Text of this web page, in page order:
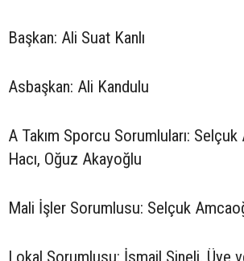
Başkan: Ali Suat Kanlı
Asbaşkan: Ali Kandulu
A Takım Sporcu Sorumluları:
Hacı, Oğuz Akayoğlu
Mali İşler Sorumlusu: Selçuk
Lokal Sorumlusu: İsmail Sineli, Üye